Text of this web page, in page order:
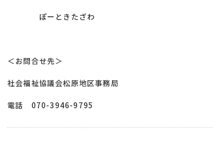
ぽーときたざわ
＜お問合せ先＞
社会福祉協議会松原地区事務局
電話 070-3946-9795